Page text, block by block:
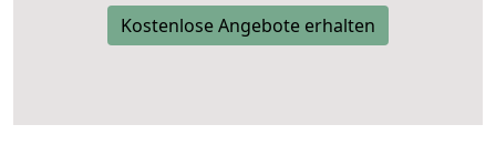
Kostenlose Angebote erhalten